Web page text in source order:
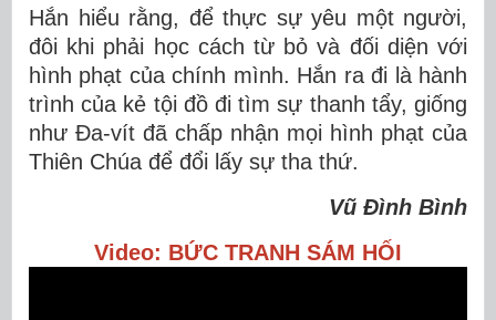
Hắn hiểu rằng, để thực sự yêu một người,
đôi khi phải học cách từ bỏ và đối diện với
hình phạt của chính mình. Hắn ra đi là hành
trình của kẻ tội đồ đi tìm sự thanh tẩy, giống
như Đa-vít đã chấp nhận mọi hình phạt của
Thiên Chúa để đổi lấy sự tha thứ.
Vũ Đình Bình
Video: BỨC TRANH SÁM HỐI